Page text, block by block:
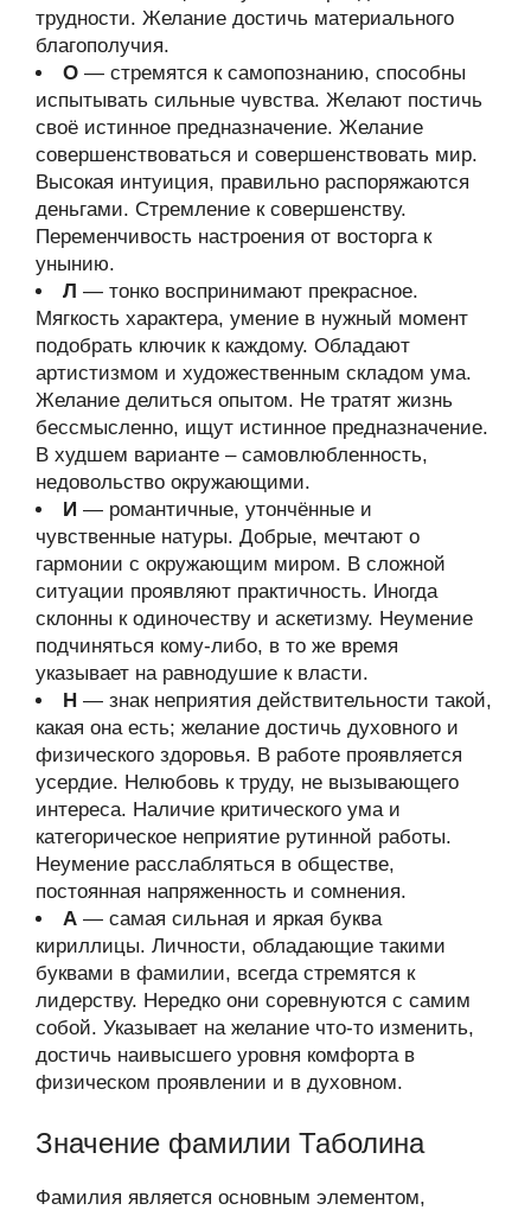
трудности. Желание достичь материального
благополучия.
О — стремятся к самопознанию, способны
испытывать сильные чувства. Желают постичь
своё истинное предназначение. Желание
совершенствоваться и совершенствовать мир.
Высокая интуиция, правильно распоряжаются
деньгами. Стремление к совершенству.
Переменчивость настроения от восторга к
унынию.
Л — тонко воспринимают прекрасное.
Мягкость характера, умение в нужный момент
подобрать ключик к каждому. Обладают
артистизмом и художественным складом ума.
Желание делиться опытом. Не тратят жизнь
бессмысленно, ищут истинное предназначение.
В худшем варианте – самовлюбленность,
недовольство окружающими.
И — романтичные, утончённые и
чувственные натуры. Добрые, мечтают о
гармонии с окружающим миром. В сложной
ситуации проявляют практичность. Иногда
склонны к одиночеству и аскетизму. Неумение
подчиняться кому-либо, в то же время
указывает на равнодушие к власти.
Н — знак неприятия действительности такой,
какая она есть; желание достичь духовного и
физического здоровья. В работе проявляется
усердие. Нелюбовь к труду, не вызывающего
интереса. Наличие критического ума и
категорическое неприятие рутинной работы.
Неумение расслабляться в обществе,
постоянная напряженность и сомнения.
А — самая сильная и яркая буква
кириллицы. Личности, обладающие такими
буквами в фамилии, всегда стремятся к
лидерству. Нередко они соревнуются с самим
собой. Указывает на желание что-то изменить,
достичь наивысшего уровня комфорта в
физическом проявлении и в духовном.
Значение фамилии Таболина
Фамилия является основным элементом,